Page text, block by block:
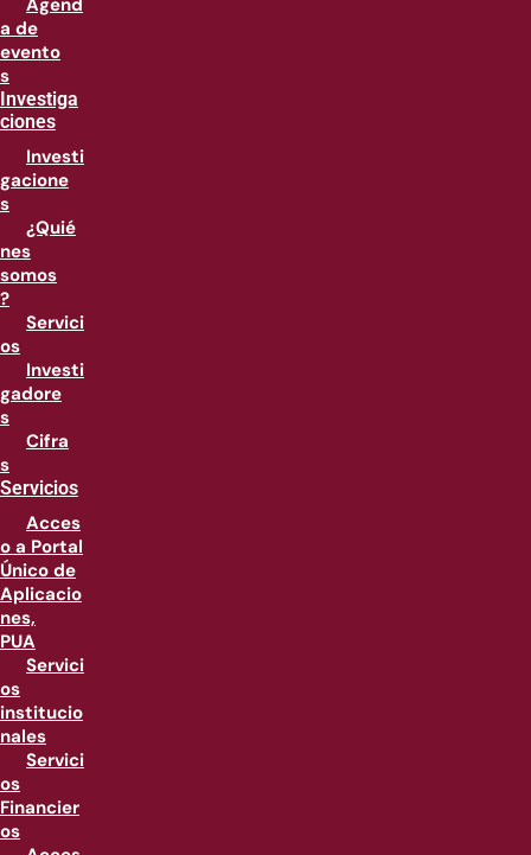
Agend
a de
evento
s
Investiga
ciones
Investi
gacione
s
¿Quié
nes
somos
?
Servici
os
Investi
gadore
s
Cifra
s
Servicios
Acces
o a Portal
Único de
Aplicacio
nes,
PUA
Servici
os
institucio
nales
Servici
os
Financier
os